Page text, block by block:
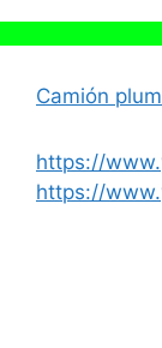
Camión
https://
https://